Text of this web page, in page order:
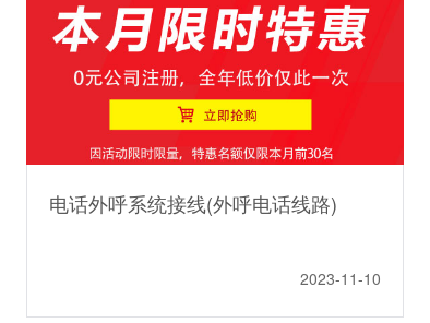
电话外呼系统接线(外呼电话线路)
2023-11-10